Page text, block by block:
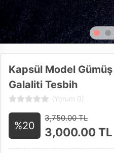
Kapsül Model Gümüş
Galaliti Tesbih
(Yorum 0)
%20
3,750.00 TL
3,000.00TL